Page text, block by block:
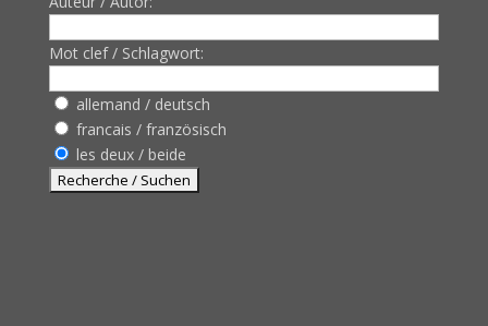
Mot clef / Schlagwort:
allemand / deutsch
francais / französisch
les deux / beide